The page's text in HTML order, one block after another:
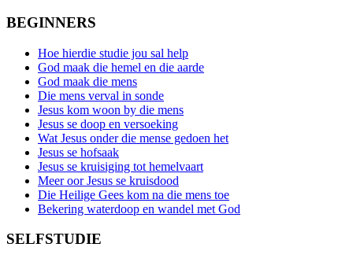
BEGINNERS
Hoe hierdie studie jou sal help
God maak die hemel en die aarde
God maak die mens
Die mens verval in sonde
Jesus kom woon by die mens
Jesus se doop en versoeking
Wat Jesus onder die mense gedoen het
Jesus se hofsaak
Jesus se kruisiging tot hemelvaart
Meer oor Jesus se kruisdood
Die Heilige Gees kom na die mens toe
Bekering waterdoop en wandel met God
SELFSTUDIE